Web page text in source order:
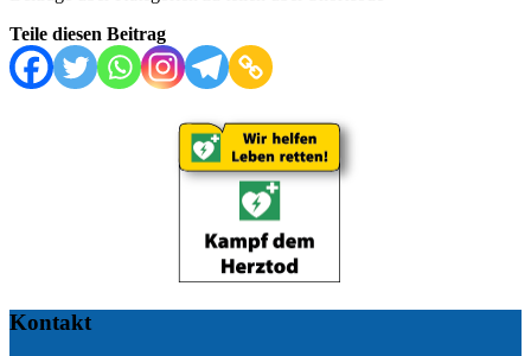
Teile diesen Beitrag
Kontakt